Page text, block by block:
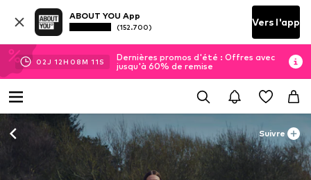
ABOUT YOU App
(152.700) Vers l'app
02J 12H 08M 09S
Dernières promos d'été : Offres avec
jusqu'à 60% de remise
Suivre